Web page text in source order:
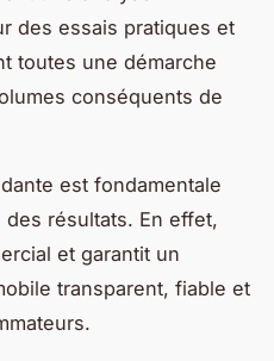
des essais pratiques et
toutes une démarche
conséquents de
est fondamentale
résultats. En effet,
et garantit un
transparent, fiable et